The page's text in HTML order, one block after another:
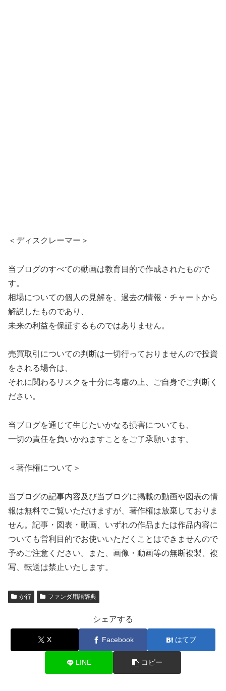
＜ディスクレーマー＞
当ブログのすべての動画は教育目的で作成されたもので
す。
相場についての個人の見解を、過去の情報・チャートから
解説したものであり、
未来の利益を保証するものではありません。
売買取引についての判断は一切行っておりませんので投資
をされる場合は、
それに関わるリスクを十分に考慮の上、ご自身でご判断く
ださい。
当ブログを通じて生じたいかなる損害についても、
一切の責任を負いかねますことをご了承願います。
＜著作権について＞
当ブログの記事内容及び当ブログに掲載の動画や図表の情
報は無料でご覧いただけますが、著作権は放棄しておりま
せん。記事・図表・動画、いずれの作品または作品内容に
ついても営利目的でお使いいただくことはできませんので
予めご注意ください。また、画像・動画等の無断複製、複
写、転送は禁止いたします。
か行 ファンダ用語辞典
シェアする
X Facebook はてブ
LINE コピー